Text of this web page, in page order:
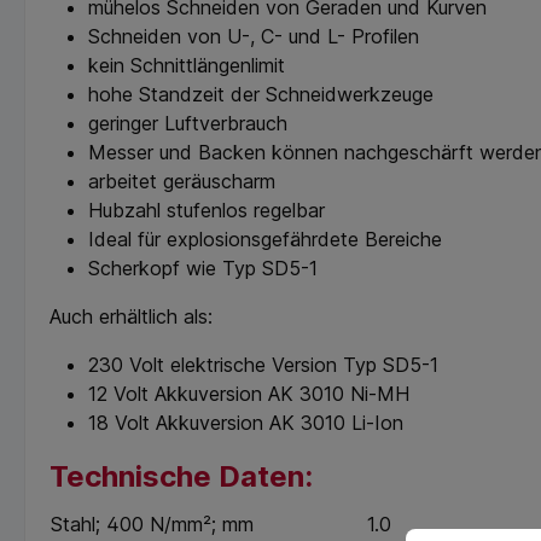
mühelos Schneiden von Geraden und Kurven
Schneiden von U-, C- und L- Profilen
kein Schnittlängenlimit
hohe Standzeit der Schneidwerkzeuge
geringer Luftverbrauch
Messer und Backen können nachgeschärft
arbeitet geräuscharm
Hubzahl stufenlos regelbar
Ideal für explosionsgefährdete Bereiche
Scherkopf wie Typ SD5-1
Auch erhältlich als:
230 Volt elektrische Version Typ SD5-1
12 Volt Akkuversion AK 3010 Ni-MH
18 Volt Akkuversion AK 3010 Li-Ion
Technische Daten:
Stahl; 400 N/mm²; mm
1.0